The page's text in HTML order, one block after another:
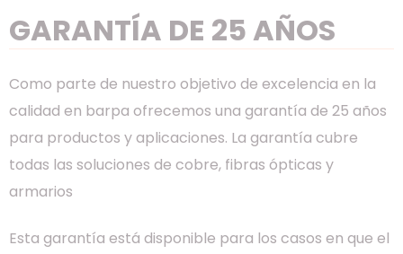
GARANTÍA DE 25 AÑOS
Como parte de nuestro objetivo de excelencia en la
calidad en barpa ofrecemos una garantía de 25 años
para productos y aplicaciones. La garantía cubre
todas las soluciones de cobre, fibras ópticas y
armarios
Esta garantía está disponible para los casos en que el